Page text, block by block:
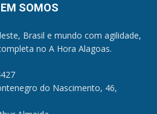
SOMOS
Brasil e mundo com agilidade,
no A Hora Alagoas.
do Nascimento, 46,